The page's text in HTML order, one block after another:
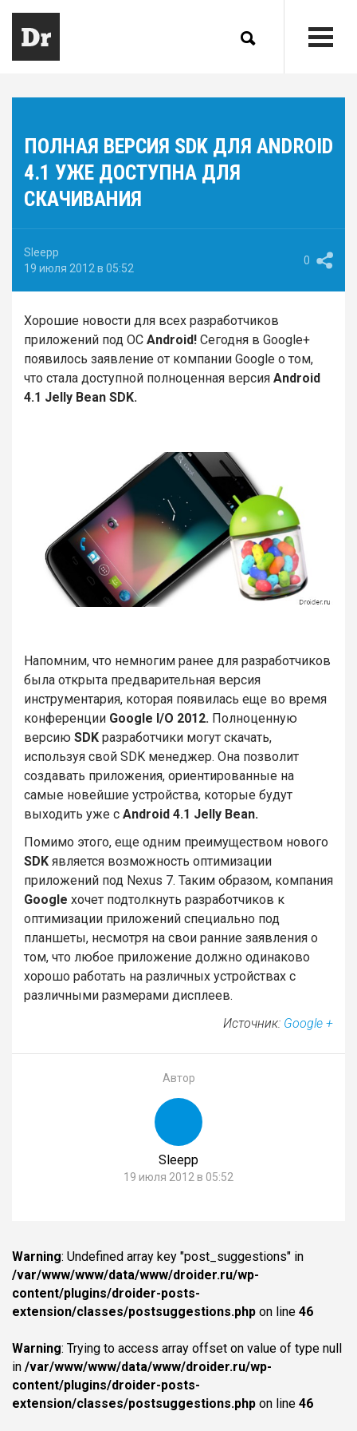
ПОЛНАЯ ВЕРСИЯ SDK ДЛЯ ANDROID
4.1 УЖЕ ДОСТУПНА ДЛЯ
СКАЧИВАНИЯ
Sleepp
19 июля 2012 в 05:52
0
Хорошие новости для всех разработчиков
приложений под ОС Android! Сегодня в Google+
появилось заявление от компании Google о том,
что стала доступной полноценная версия Android
4.1 Jelly Bean SDK.
Напомним, что немногим ранее для разработчиков
была открыта предварительная версия
инструментария, которая появилась еще во время
конференции Google I/O 2012. Полноценную
версию SDK разработчики могут скачать,
используя свой SDK менеджер. Она позволит
создавать приложения, ориентированные на
самые новейшие устройства, которые будут
выходить уже с Android 4.1 Jelly Bean.
Помимо этого, еще одним преимуществом нового
SDK является возможность оптимизации
приложений под Nexus 7. Таким образом, компания
Google хочет подтолкнуть разработчиков к
оптимизации приложений специально под
планшеты, несмотря на свои ранние заявления о
том, что любое приложение должно одинаково
хорошо работать на различных устройствах с
различными размерами дисплеев.
Источник: Google +
Автор
Sleepp
19 июля 2012 в 05:52
Warning: Undefined array key "post_suggestions" in
/var/www/www/data/www/droider.ru/wp-
content/plugins/droider-posts-
extension/classes/postsuggestions.php on line 46
Warning: Trying to access array offset on value of type null
in /var/www/www/data/www/droider.ru/wp-
content/plugins/droider-posts-
extension/classes/postsuggestions.php on line 46